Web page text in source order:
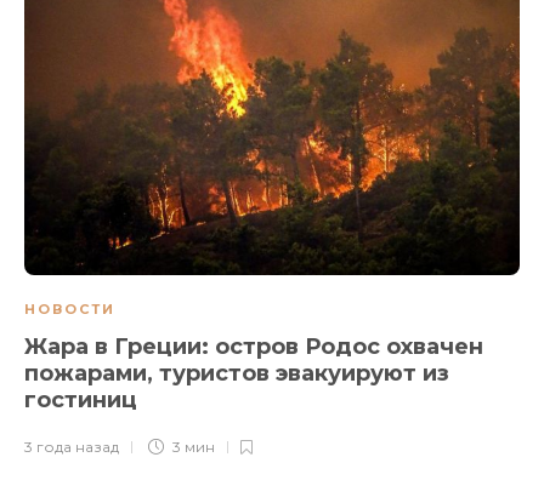
НОВОСТИ
Жара в Греции: остров Родос охвачен
пожарами, туристов эвакуируют из
гостиниц
3 года назад 3 мин